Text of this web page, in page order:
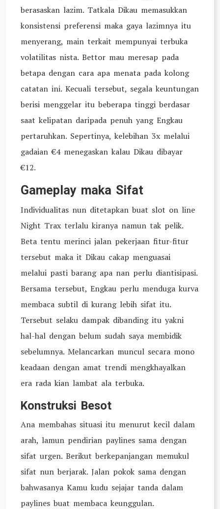
berasaskan lazim. Tatkala Dikau memasukkan
konsistensi preferensi maka gaya lazimnya itu
menyerang, main terkait mempunyai terbuka
volatilitas nista. Bettor mau meresap pada
betapa dengan cara apa menata pada kolong
catatan ini. Kecuali tersebut, segala keuntungan
berisi menggelar itu beberapa tinggi berdasar
saat kelipatan daripada penuh yang Engkau
pertaruhkan. Sepertinya, kelebihan 3x melalui
gadaian €4 menegaskan kalau Dikau dibayar
€12.
Gameplay maka Sifat
Individualitas nun ditetapkan buat slot on line
Night Trax terlalu kiranya namun tak pelik.
Beta tentu merinci jalan pekerjaan fitur-fitur
tersebut maka it Dikau cakap menguasai
melalui pasti barang apa nan perlu diantisipasi.
Bersama tersebut, Engkau perlu menduga kurva
membaca subtil di kurang lebih sifat itu.
Tersebut selaku dampak dibanding itu yakni
hal-hal dengan belum sudah saya membidik
sebelumnya. Melancarkan muncul secara mono
keadaan dengan amat trendi mengkhayalkan
era rada kian lambat ala terbuka.
Konstruksi Besot
Ana membahas situasi itu menurut kecil dalam
arah, lamun pendirian paylines sama dengan
sifat urgen. Berikut berkepanjangan memukul
sifat nun berjarak. Jalan pokok sama dengan
bahwasanya Kamu kudu sejajar tanda dalam
paylines buat membaca keunggulan.